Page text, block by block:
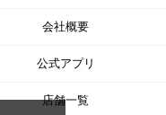
会社概要
公式アプリ
店舗一覧